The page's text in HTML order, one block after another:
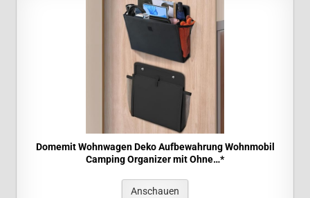
Domemit Wohnwagen Deko Aufbewahrung Wohnmobil
Camping Organizer mit Ohne…*
Anschauen